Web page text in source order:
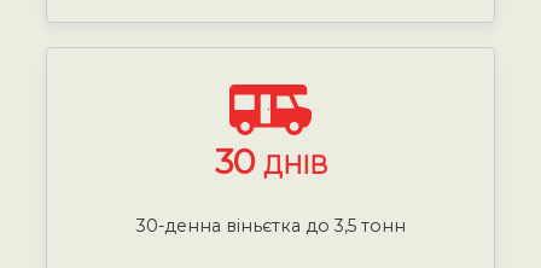
30 ДНІВ
30-денна віньєтка до 3,5 тонн